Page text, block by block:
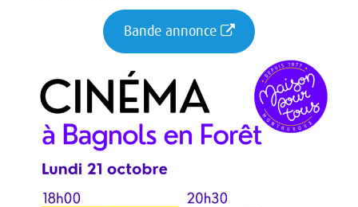
Bande annonce